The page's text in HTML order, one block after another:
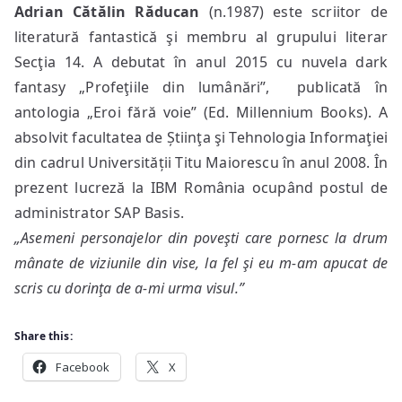
Adrian Cătălin Răducan (n.1987) este scriitor de
literatură fantastică şi membru al grupului literar
Secţia 14. A debutat în anul 2015 cu nuvela dark
fantasy „Profeţiile din lumânări”, publicată în
antologia „Eroi fără voie” (Ed. Millennium Books). A
absolvit facultatea de Știinţa şi Tehnologia Informaţiei
din cadrul Universității Titu Maiorescu în anul 2008. În
prezent lucreză la IBM România ocupând postul de
administrator SAP Basis.
„Asemeni personajelor din poveşti care pornesc la drum
mânate de viziunile din vise, la fel şi eu m-am apucat de
scris cu dorinţa de a-mi urma visul.”
Share this:
Facebook X